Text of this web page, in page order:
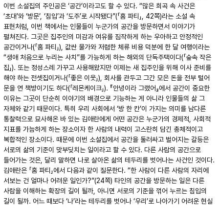
이번 소설집의 주인공은 ‘공간’이라고도 할 수 있다. “많은 희곡 속 사건은
‘초대’와 ‘방문’, ‘침입’과 ‘도주’로 시작됐다”(「홈 파티」, 42쪽)라는 소설 속
표현처럼, 이번 책에서는 인물들이 누군가의 공간을 방문하면서 이야기가
펼쳐진다. 그곳은 집주인의 미감과 여유를 짐작하게 하는 우아하고 안정적인
공간이거나(「홈 파티」), 값싼 물가와 저렴한 체류 비용 덕분에 한 달 여행이라는
“생애 처음으로 누리는 사치”를 가능하게 하는 해외의 단독주택이다(「숲속 작은
집」). 또는 정성스레 가꾸고 사용해왔지만 이제는 새 집주인을 위해 이사 준비를
해야 하는 전셋집이거나(「좋은 이웃」), 회사를 관두고 그간 모은 돈을 전부 털어
문을 연 책방이기도 하다(「레몬케이크」). 『안녕이라 그랬어』에서 공간이 중요한
이유는 그곳이 단순히 이야기의 배경으로 기능하는 게 아니라 인물들의 삶 그
자체와 같기 때문이다. 특히 우리 사회에서 ‘방 한 칸’이 가지는 의미를 남다른
통찰력으로 묘사해온 바 있는 김애란에게 어떤 공간은 누군가의 경제적, 사회적
지표를 가늠하게 하는 장소이자 한 사람의 내력이 고스란히 담긴 총체적이고
복합적인 장소이다. 때문에 이번 소설집에서 공간을 둘러싸고 벌어지는 갈등은
서로의 삶의 기준이 맞부딪치는 일이라고 할 수 있다. 다른 사람의 공간으로
들어가는 것은, 달리 말하면 나로 살아온 삶의 테두리를 벗어나는 사건인 것이다.
김애란은 「홈 파티」에서 다음과 같이 질문한다. “한 사람이 다른 사람의 자리에
서보는 건 얼마나 어려운 일인가?”(24쪽) 타인의 공간을 방문하는 일은 다른
사람을 이해하는 확장의 길이 될까, 아니면 서로의 기준을 꺾어 누르는 침입의
길이 될까. 어느 때보다 ‘나’라는 테두리를 벗어나 ‘우리’로 나아가기 어려운 현실